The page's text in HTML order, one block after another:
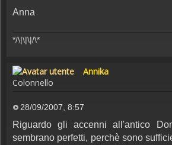
Anna
*/\|\|\|/\*
Annika
Colonnello
28/09/2007, 8:57
Riguardo gli accenni all'antico
sembrano perfetti, perchè sono